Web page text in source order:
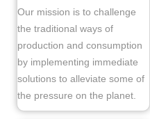
Our mission is to challenge
the traditional ways of
production and consumption
by implementing immediate
solutions to alleviate some of
the pressure on the planet.